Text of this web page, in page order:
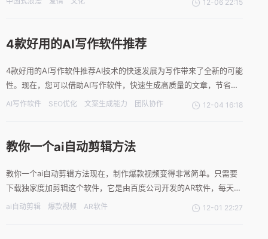
如
12-06 22:15
4款好用的AI写作软件推荐
4款好用的AI写作软件推荐AI技术的快速发展为写作带来了全新的可能
性。现在，您可以借助AI写作软件，快速生成高质量的文章，节省大
量的时间和精力。本文将为您推荐4款好用的AI写作软件，让您的创
AI写作软件 SEO优化 文案生成能力 团队协作 12-04 16:18
教你一个ai自动剪辑方法
教你一个ai自动剪辑方法现在，制作爆款视频变得非常简单。只需要
下载独家度加剪辑这个软件，它是由百度公司开发的AR软件，每天都
可以免费试用。安装好以后打开首页，这里全部都是热点事件，而且
ai自动剪辑 爆款视频 AR软件 12-01 22:27